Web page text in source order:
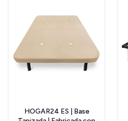
HOGAR24 ES | Base